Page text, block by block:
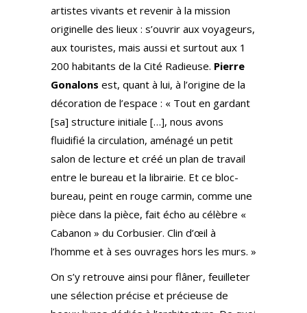
artistes vivants et revenir à la mission
originelle des lieux : s’ouvrir aux voyageurs,
aux touristes, mais aussi et surtout aux 1
200 habitants de la Cité Radieuse. Pierre
Gonalons est, quant à lui, à l’origine de la
décoration de l’espace : « Tout en gardant
[sa] structure initiale […], nous avons
fluidifié la circulation, aménagé un petit
salon de lecture et créé un plan de travail
entre le bureau et la librairie. Et ce bloc-
bureau, peint en rouge carmin, comme une
pièce dans la pièce, fait écho au célèbre «
Cabanon » du Corbusier. Clin d’œil à
l’homme et à ses ouvrages hors les murs. »
On s’y retrouve ainsi pour flâner, feuilleter
une sélection précise et précieuse de